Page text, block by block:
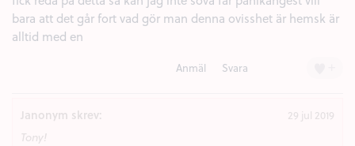
bara att det går fort vad gör man denna ovisshet är hemsk är
alltid med en
Anmäl Svara
Janonym skrev: 29 jul 2019
Tony!